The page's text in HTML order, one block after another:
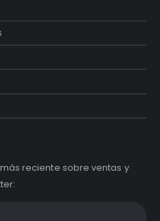
reciente sobre ventas y